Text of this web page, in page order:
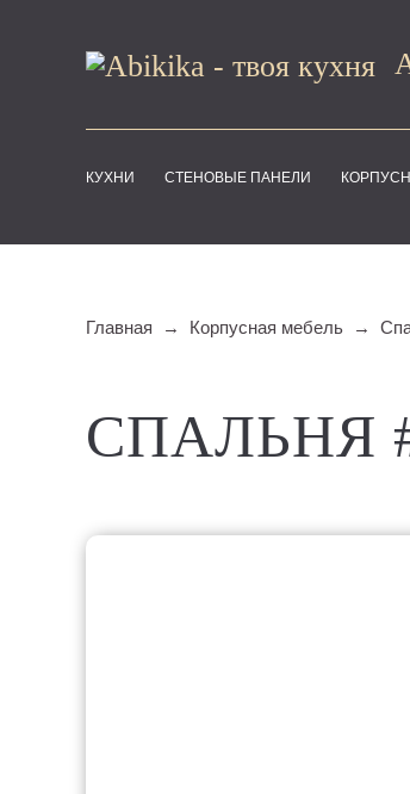
КУХНИ СТЕНОВЫЕ ПАНЕЛИ
Главная Корпусная мебель
СПАЛЬНЯ